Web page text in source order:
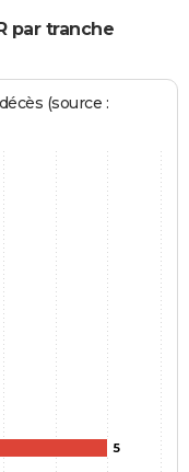
par tranche
(source :
5